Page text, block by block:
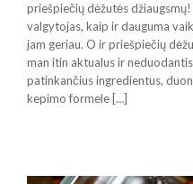
priešpiečių dėžutės
valgytojas, kaip ir dauguma
jam geriau. O ir priešpiečių
man itin aktualus ir
patinkančius ingredientus,
kepimo formele […]